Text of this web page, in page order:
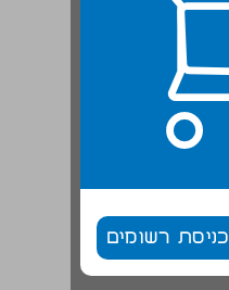
כניסת רשומים